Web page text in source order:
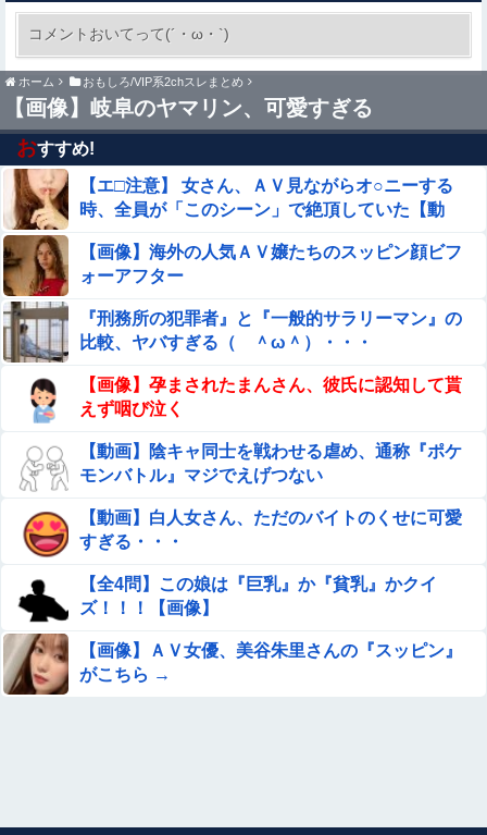
【画像】講談社さん、ミスマガジンで児童を性搾取してし
まうｗｗｗｗｗｗｗｗｗ
結婚相談所職員さん、子なし女にド正論を述べて
しまう…
積水ハウス「地面師に55億円騙し取られた…」ワイ「はえ
ーかわいそう…会社滅茶苦茶やろなぁ」
【工ロ注意】 セッ〇スセミナーを開くこの人妻、工ッチす
ぎだろｗｗｗｗｗｗｗ
募金のピンハネ疑惑をかけられた某野党、「全額が被災地
のために使用されます」と議員が反論するも……
【閲覧注意】お願いだからフェイクであってほしいこの女
児の動画、本物だった…
暴力行為法違反の疑いで、毎日新聞記者を逮捕
【閲覧注意】お願いだからフェイクであってほしいこの女
児の動画、本物だった…
【速報】熊本イオンモール、爆発の原因は『これ』の可能
性
【画像】ワンピースおだっち、ちいかわに敗北宣言「何が
ちいかわだと思っていた」
【衝撃】30年続いたモスクの祭りに『異変』が起こ
る・・・・・
コメントおいてって(´・ω・`)
ホーム おもしろ/VIP系2chスレまとめ
【画像】岐阜のヤマリン、可愛すぎる
おすすめ!
【エ□注意】 女さん、ＡＶ見ながらオ○ニーする
時、全員が「このシーン」で絶頂していた【動
【画像】海外の人気ＡＶ嬢たちのスッピン顔ビフ
ォーアフター
『刑務所の犯罪者』と『一般的サラリーマン』の
比較、ヤバすぎる（ ＾ω＾）・・・
【画像】孕まされたまんさん、彼氏に認知して貰
えず咽び泣く
【動画】陰キャ同士を戦わせる虐め、通称『ポケ
モンバトル』マジでえげつない
【動画】白人女さん、ただのバイトのくせに可愛
すぎる・・・
【全4問】この娘は『巨乳』か『貧乳』かクイ
ズ！！！【画像】
【画像】ＡＶ女優、美谷朱里さんの『スッピン』
がこちら →